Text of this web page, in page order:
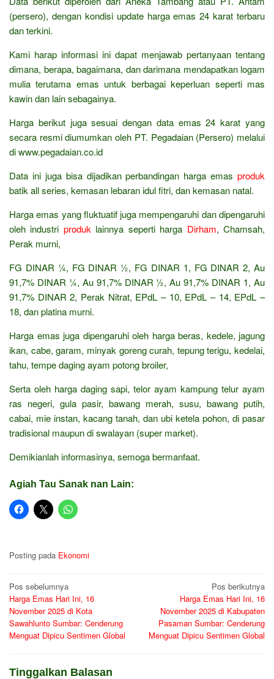
(persero), dengan kondisi update harga emas 24 karat terbaru
dan terkini.
Kami harap informasi ini dapat menjawab pertanyaan tentang
dimana, berapa, bagaimana, dan darimana mendapatkan logam
mulia terutama emas untuk berbagai keperluan seperti mas
kawin dan lain sebagainya.
Harga berikut juga sesuai dengan data emas 24 karat yang
secara resmi diumumkan oleh PT. Pegadaian (Persero) melalui
di www.pegadaian.co.id
Data ini juga bisa dijadikan perbandingan harga emas produk
batik all series, kemasan lebaran idul fitri, dan kemasan natal.
Harga emas yang fluktuatif juga mempengaruhi dan dipengaruhi
oleh industri produklainnya seperti harga Dirham, Chamsah,
Perak murni,
FG DINAR ¼, FG DINAR ½, FG DINAR 1, FG DINAR 2, Au
91,7% DINAR ¼, Au 91,7% DINAR ½, Au 91,7% DINAR 1, Au
91,7% DINAR 2, Perak Nitrat, EPdL – 10, EPdL – 14, EPdL –
18, dan platina murni.
Harga emas juga dipengaruhi oleh harga beras, kedele, jagung
ikan, cabe, garam, minyak goreng curah, tepung terigu, kedelai,
tahu, tempe daging ayam potong broiler,
Serta oleh harga daging sapi, telor ayam kampung telur ayam
ras negeri, gula pasir, bawang merah, susu, bawang putih,
cabai, mie instan, kacang tanah, dan ubi ketela pohon, di pasar
tradisional maupun di swalayan (super market).
Demikianlah informasinya, semoga bermanfaat.
Agiah Tau Sanak nan Lain:
Posting pada Ekonomi
Navigasi
pos
Pos sebelumnya
Harga Emas Hari Ini, 16
November 2025 di Kota
Sawahlunto Sumbar: Cenderung
Menguat Dipicu Sentimen Global
Pos berikutnya
Harga Emas Hari Ini, 16
November 2025 di Kabupaten
Pasaman Sumbar: Cenderung
Menguat Dipicu Sentimen Global
Tinggalkan Balasan